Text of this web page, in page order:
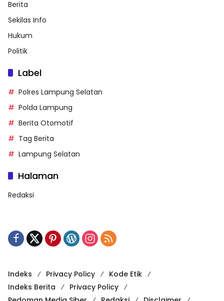
Berita
Sekilas Info
Hukum
Politik
Label
Polres Lampung Selatan
Polda Lampung
Berita Otomotif
Tag Berita
Lampung Selatan
Halaman
Redaksi
Indeks Privacy Policy
Kode Etik
Indeks Berita
Privacy Policy